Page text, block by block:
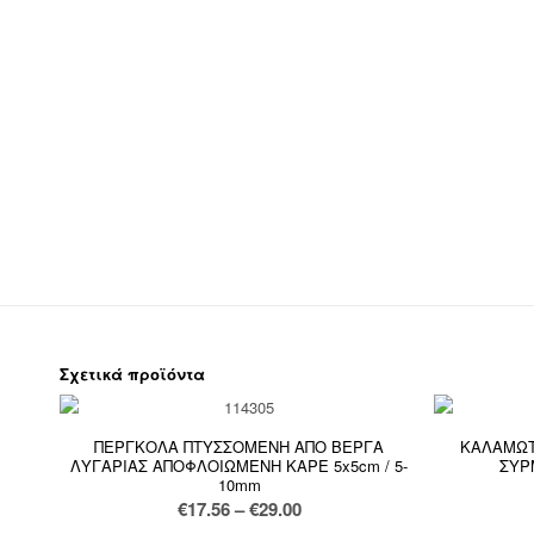
Σχετικά προϊόντα
ΠΕΡΓΚΟΛΑ ΠΤΥΣΣΟΜΕΝΗ ΑΠΟ ΒΕΡΓΑ
ΛΥΓΑΡΙΑΣ ΑΠΟΦΛΟΙΩΜΕΝΗ ΚΑΡΕ 5x5cm / 5-
10mm
€17.56–€29.00Price